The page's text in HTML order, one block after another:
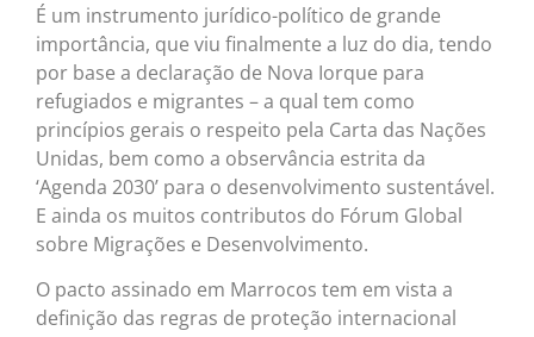
É um instrumento jurídico-político de grande
importância, que viu finalmente a luz do dia, tendo
por base a declaração de Nova Iorque para
refugiados e migrantes – a qual tem como
princípios gerais o respeito pela Carta das Nações
Unidas, bem como a observância estrita da
‘Agenda 2030’ para o desenvolvimento sustentável.
E ainda os muitos contributos do Fórum Global
sobre Migrações e Desenvolvimento.
O pacto assinado em Marrocos tem em vista a
definição das regras de proteção internacional